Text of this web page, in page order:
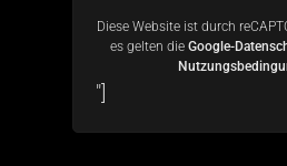
Diese Website ist durch
es gelten dieGoogle-
"]